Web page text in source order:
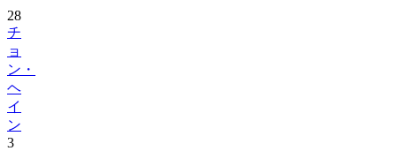
ョ
ン・
ヘ
イ
ン
3
29